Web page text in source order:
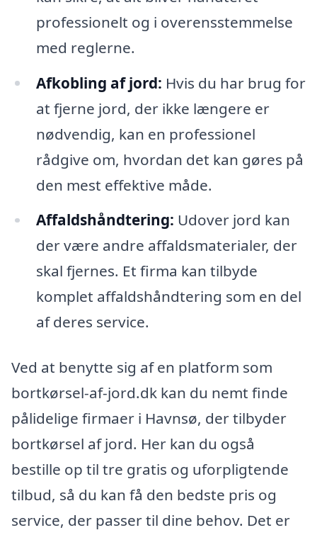
professionelt og i overensstemmelse
med reglerne.
Afkobling af jord: Hvis du har brug for
at fjerne jord, der ikke længere er
nødvendig, kan en professionel
rådgive om, hvordan det kan gøres på
den mest effektive måde.
Affaldshåndtering: Udover jord kan
der være andre affaldsmaterialer, der
skal fjernes. Et firma kan tilbyde
komplet affaldshåndtering som en del
af deres service.
Ved at benytte sig af en platform som
bortkørsel-af-jord.dk kan du nemt finde
pålidelige firmaer i Havnsø, der tilbyder
bortkørsel af jord. Her kan du også
bestille op til tre gratis og uforpligtende
tilbud, så du kan få den bedste pris og
service, der passer til dine behov. Det er